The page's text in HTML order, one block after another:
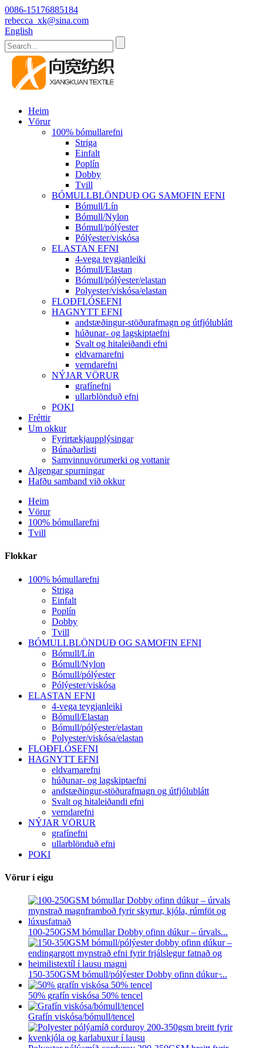
0086-15176885184
rebecca_xk@sina.com
English
Heim
Vörur
100% bómullarefni
Striga
Einfalt
Poplín
Dobby
Tvill
BÓMULLBLÖNDUÐ OG SAMOFIN EFNI
Bómull/Lín
Bómull/Nylon
Bómull/pólýester
Pólýester/viskósa
ELASTAN EFNI
4-vega teygjanleiki
Bómull/Elastan
Bómull/pólýester/elastan
Polyester/viskósa/elastan
FLOÐFLÓSEFNI
HAGNYTT EFNI
andstæðingur-stöðurafmagn og útfjólublátt
húðunar- og lagskiptaefni
Svalt og hitaleiðandi efni
eldvarnarefni
verndarefni
NÝJAR VÖRUR
grafínefni
ullarblönduð efni
POKI
Fréttir
Um okkur
Fyrirtækjaupplýsingar
Búnaðarlisti
Samvinnuvörumerki og vottanir
Algengar spurningar
Hafðu samband við okkur
Heim
Vörur
100% bómullarefni
Tvill
Flokkar
100% bómullarefni
Striga
Einfalt
Poplín
Dobby
Tvill
BÓMULLBLÖNDUÐ OG SAMOFIN EFNI
Bómull/Lín
Bómull/Nylon
Bómull/pólýester
Pólýester/viskósa
ELASTAN EFNI
4-vega teygjanleiki
Bómull/Elastan
Bómull/pólýester/elastan
Polyester/viskósa/elastan
FLOÐFLÓSEFNI
HAGNYTT EFNI
eldvarnarefni
húðunar- og lagskiptaefni
andstæðingur-stöðurafmagn og útfjólublátt
Svalt og hitaleiðandi efni
verndarefni
NÝJAR VÖRUR
grafínefni
ullarblönduð efni
POKI
Vörur í eigu
100-250GSM bómullar Dobby ofinn dúkur – úrvals...
150-350GSM bómull/pólýester Dobby ofinn dúkur ̵...
50% grafín viskósa 50% tencel
Grafín viskósa/bómull/tencel